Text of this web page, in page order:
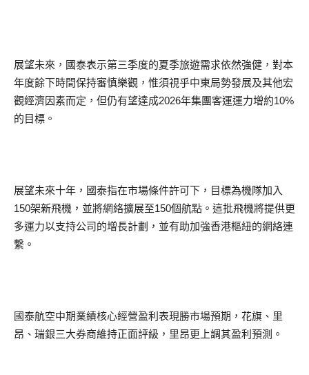
展望未來，國泰表示第三季度的夏季旅遊需求依然強健，對本
年度餘下時間保持審慎樂觀，惟須視乎中東局勢發展及其他宏
觀經濟因素而定，但仍有望達成2026年集團客運運力增約10%
的目標。
展望未來十年，國泰指在市場條件許可下，目標為機隊加入
150架新飛機，並將網絡擴展至150個航點。這批飛機將提供更
多運力以支持公司的增長計劃，並有助加強香港樞紐的網絡連
繫。
國泰航空中期業績核心經營盈利表現勝市場預期，花旗、里
昂、瑞銀三大券商維持正面評級，里昂更上調其盈利預測。